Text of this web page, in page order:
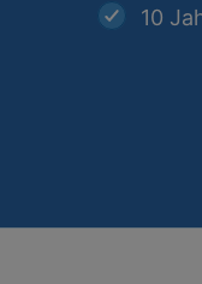
10